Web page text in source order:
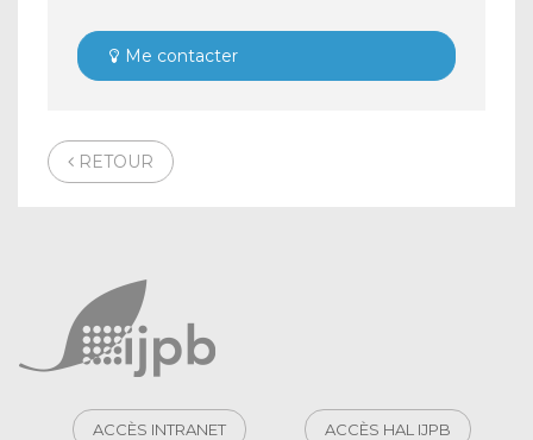
Me contacter
RETOUR
ACCÈS INTRANET ACCÈS HAL IJPB